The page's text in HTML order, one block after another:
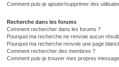
Comment puis-je ajouter/supprimer des
Recherche dans les forums
Comment rechercher dans les forums ?
Pourquoi ma recherche ne renvoie aucun
Pourquoi ma recherche renvoie une page
Comment rechercher des membres ?
Comment puis-je trouver mes propres